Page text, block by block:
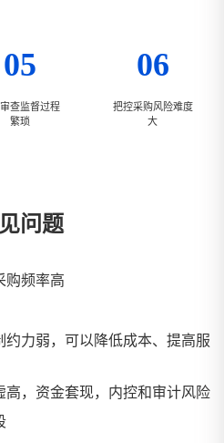
05
查监督过程
繁琐
06
把控采购风险难度
大
问题
购频率高
约力弱，可以降低成本、提高服
高，资金套现，内控和审计风险